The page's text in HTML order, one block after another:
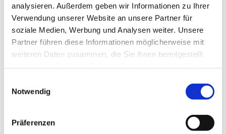
analysieren. Außerdem geben wir Informationen zu Ihrer
Verwendung unserer Website an unsere Partner für
soziale Medien, Werbung und Analysen weiter. Unsere
Partner führen diese Informationen möglicherweise mit
weiteren Daten zusammen, die Sie ihnen bereitgestellt
Notwendig
Präferenzen
Dies könnte Sie auch
interessieren